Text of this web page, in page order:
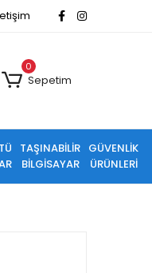
0
Sepetim
TAŞINABİLİR
BİLGİSAYAR
GÜVENLİK
ÜRÜNLERİ